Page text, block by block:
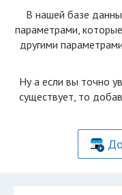
В нашей базе
параметрами,
другими
Ну а если вы точно
существует, то